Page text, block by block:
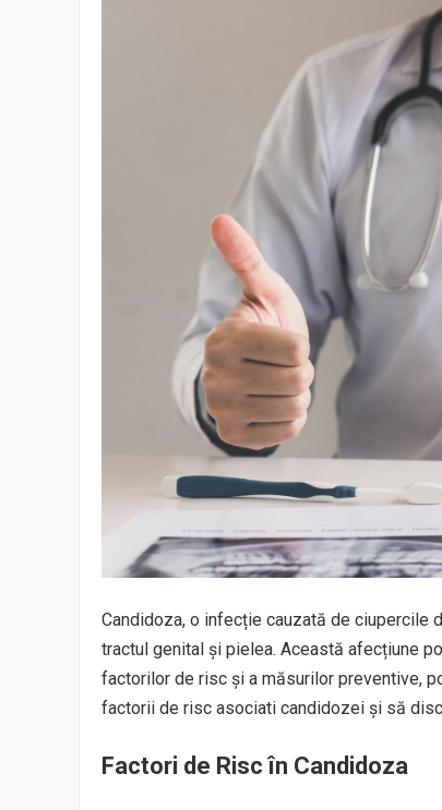
Candidoza, o infecție cauzată de ciupercile
tractul genital și pielea. Această afecțiune
factorilor de risc și a măsurilor preventive,
factorii de risc asociati candidozei și să
Factori de Risc în Candidoza